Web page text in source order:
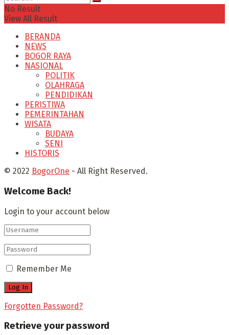
No Result
View All Result
BERANDA
NEWS
BOGOR RAYA
NASIONAL
POLITIK
OLAHRAGA
PENDIDIKAN
PERISTIWA
PEMERINTAHAN
WISATA
BUDAYA
SENI
HISTORIS
© 2022 BogorOne - All Right Reserved.
Welcome Back!
Login to your account below
Remember Me
Forgotten Password?
Retrieve your password